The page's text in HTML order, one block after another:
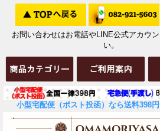
お問い合わせはお電話やLINE公式アカウ
い。
小型宅配便（ポスト投函）なら送料398円